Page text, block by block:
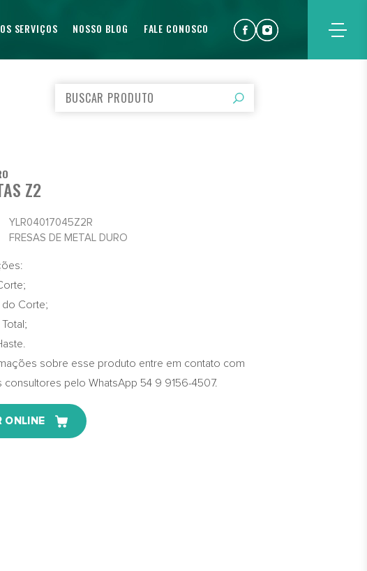
SERVIÇOS NOSSO BLOG FALE CONOSCO
Z2
YLR04017045Z2R
FRESAS DE METAL DURO
Corte;
sobre esse produto entre em contato com
pelo WhatsApp 54 9 9156-4507.
ONLINE